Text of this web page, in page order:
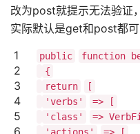
改为post就提示无法验证
实际默认是get和post都
1
2
3
4
5
6
public
function
{
return
[
'verbs'
=> [
'class'
=>
'actions'
=> [